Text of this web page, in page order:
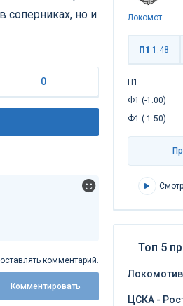
соперниках, но и
0
комментарий.
Комментировать
Локомотив
П1 1.48
П1
Ф1 (-1.00)
Ф1 (-1.50)
Топ 5
ЦСКА -